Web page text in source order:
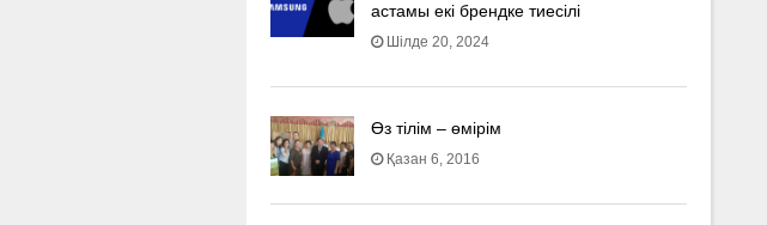
астамы екі брендке тиесілі
Шілде 20, 2024
Өз тілім – өмірім
Қазан 6, 2016